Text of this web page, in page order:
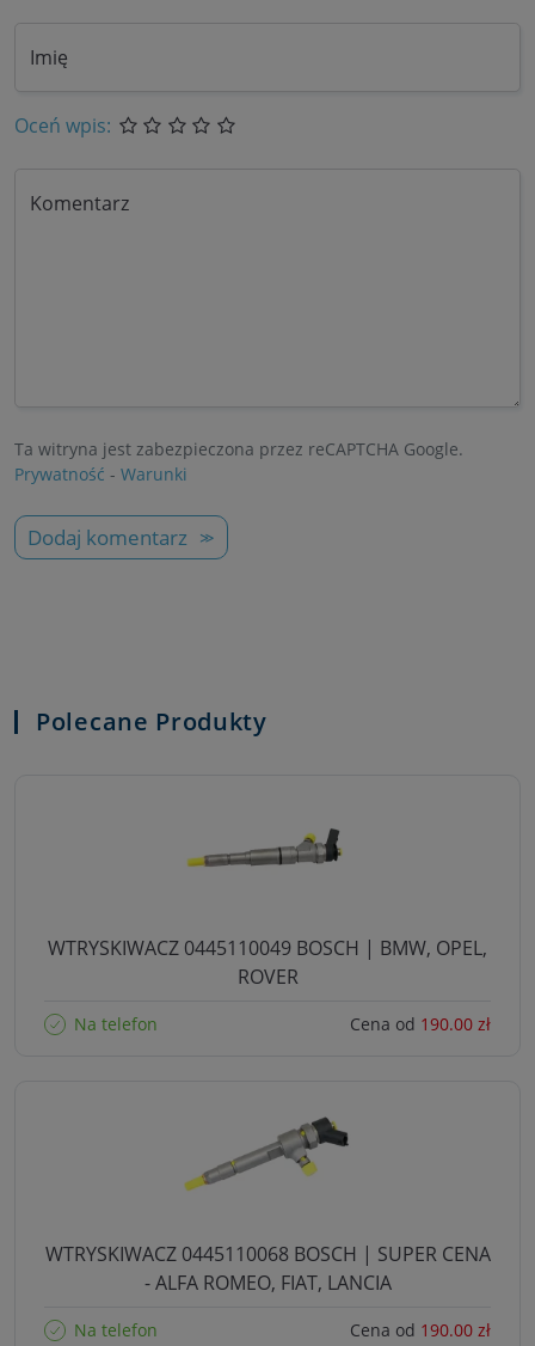
Imię
Oceń wpis:
Komentarz
Ta witryna jest zabezpieczona przez reCAPTCHA Google.
Prywatność - Warunki
Dodaj komentarz
Polecane Produkty
WTRYSKIWACZ 0445110049 BOSCH | BMW, OPEL,
ROVER
Na telefon Cena od 190.00 zł
WTRYSKIWACZ 0445110068 BOSCH | SUPER CENA
- ALFA ROMEO, FIAT, LANCIA
Na telefon Cena od 190.00 zł